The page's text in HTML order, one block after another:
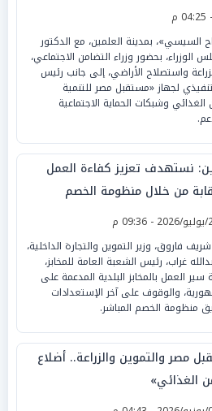
السيسي»، بمدينة العلمين، مع الدكتور
بحضور وزراء التضامن الاجتماعي،
واستصلاح الأراضي، إلى جانب رئيس
لجهاز «مستقبل مصر للتنمية
وشبكات الحماية الاجتماعية
نستهدف تعزيز كفاءة العمل
من خلال منظومة الخصم
فاروق، وزير التموين والتجارة الداخلية،
غراب، رئيس الشعبة العامة للمخابز،
سير العمل بالمخابز البلدية المدعمة على
والوقوف على آخر الإستعدادات
منظومة الخصم المباشر.
مصر والتموين والزراعة.. أضلاع
الغذائي»